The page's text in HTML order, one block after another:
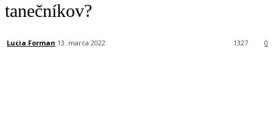
tanečníkov?
Lucia Forman 13. marca 2022 0
1327